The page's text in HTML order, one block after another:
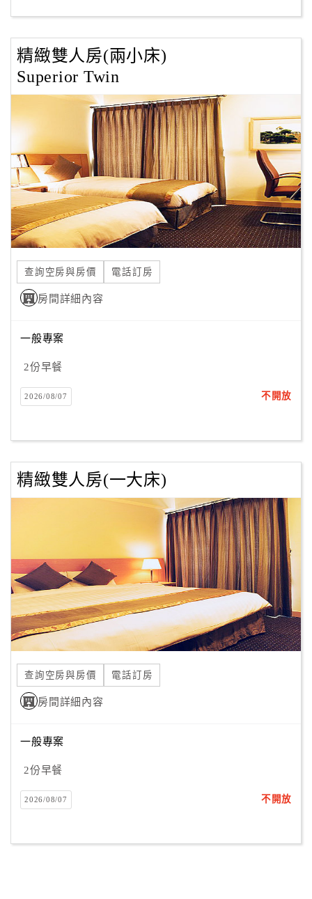
絡
單
線
客
服
紅
利
詢
房
國
房
據
合
作
提
案
飯
廠
精緻雙人房(兩小床)
Superior Twin
查詢空房與房價 電話訂房
房間詳細內容
一般專案
2份早餐
2026/08/07 不開放
精緻雙人房(一大床)
查詢空房與房價 電話訂房
房間詳細內容
一般專案
2份早餐
2026/08/07 不開放